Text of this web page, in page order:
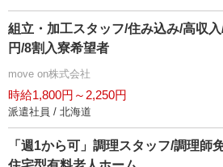
組立・加工スタッフ/住み込み/高収
円/8割入寮希望者
move on株式会社
時給1,800円～2,250円
派遣社員 / 北海道
「週1から可」調理スタッフ/調理師